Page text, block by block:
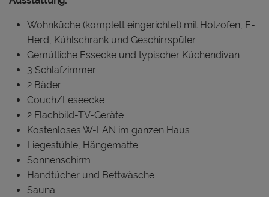
Wohnküche (komplett eingerichtet) mit Holzofen, E-
Herd, Kühlschrank und Geschirrspüler
Gemütliche Essecke und typischer Küchendivan
3 Schlafzimmer
2 Bäder
Couch/Leseecke
2 Flachbild-TV-Geräte
Kostenloses W-LAN im ganzen Haus
Liegestühle, Hängematte
Sonnenschirm
Handtücher und Bettwäsche
Sauna